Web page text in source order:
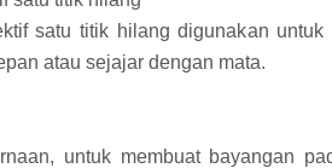
satu titik hilang digunakan
atau sejajar dengan mata.
untuk membuat bayangan